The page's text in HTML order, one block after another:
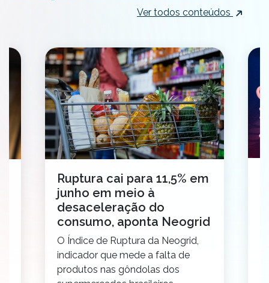
Ver todos conteúdos
Ruptura cai para 11,5% em
junho em meio à
desaceleração do
consumo, aponta Neogrid
O Índice de Ruptura da Neogrid,
indicador que mede a falta de
produtos nas gôndolas dos